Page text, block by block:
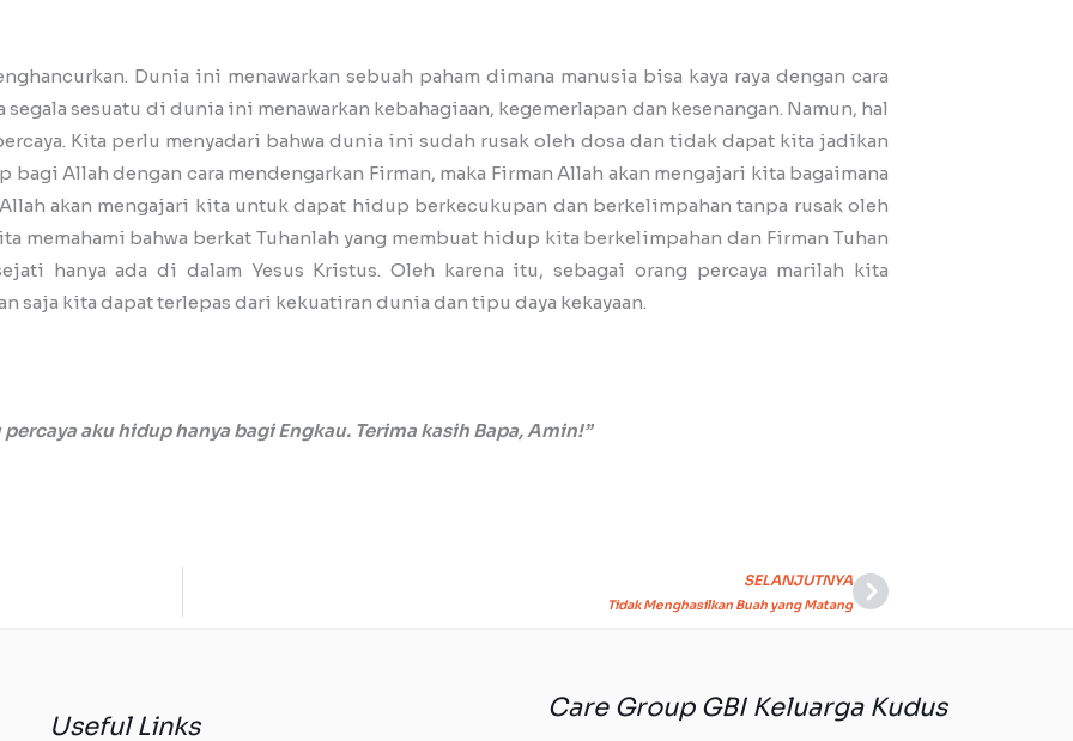
Dunia ini menawarkan sebuah paham dimana manusia bisa kaya raya dengan cara
sesuatu di dunia ini menawarkan kebahagiaan, kegemerlapan dan kesenangan. Namun, hal
Kita perlu menyadari bahwa dunia ini sudah rusak oleh dosa dan tidak dapat kita jadikan
Allah dengan cara mendengarkan Firman, maka Firman Allah akan mengajari kita bagaimana
akan mengajari kita untuk dapat hidup berkecukupan dan berkelimpahan tanpa rusak oleh
memahami bahwa berkat Tuhanlah yang membuat hidup kita berkelimpahan dan Firman Tuhan
hanya ada di dalam Yesus Kristus. Oleh karena itu, sebagai orang percaya marilah kita
saja kita dapat terlepas dari kekuatiran dunia dan tipu daya kekayaan.
aku hidup hanya bagi Engkau. Terima kasih Bapa, Amin!”
SELANJUTNYA
Tidak Menghasilkan Buah yang MatangNext
Useful Links
Care Group GBI Keluarga Kudus